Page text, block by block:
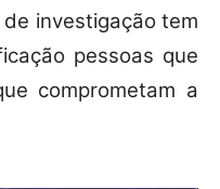
investigação tem
pessoas que
comprometam a